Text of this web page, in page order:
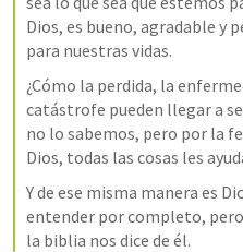
Dios, es bueno, agradable y
para nuestras vidas.
¿Cómo la perdida, la
catástrofe pueden llegar a
no lo sabemos, pero por la
Dios, todas las cosas les
Y de ese misma manera es
entender por completo,
la biblia nos dice de él.